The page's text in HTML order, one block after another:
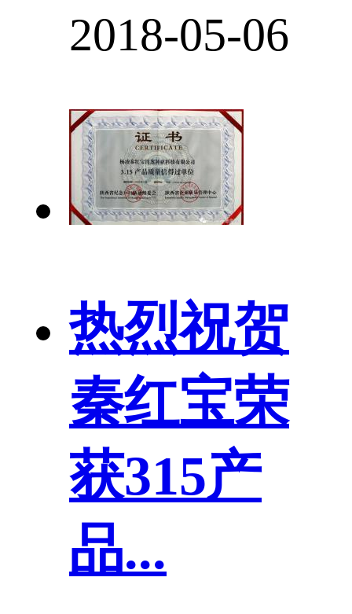
2018-05-06
热烈祝贺
秦红宝荣
获315产
品...